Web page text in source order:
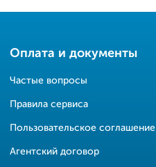
Оплата и документы
Частые вопросы
Правила сервиса
Пользовательское соглашение
Агентский договор